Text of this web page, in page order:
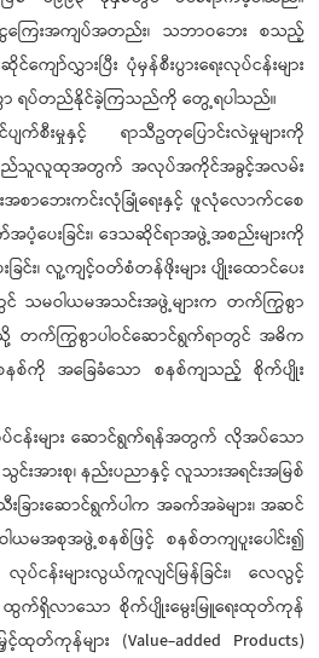
ေကြေးအကျပ်အတည်း၊ သဘာဝဘေး စသည့်
ော်လွှားပြီး ပုံမှန်စီးပွားရေးလုပ်ငန်းများ
ာ ရပ်တည်နိုင်ခဲ့ကြသည်ကို တွေ့ရပါသည်။
က်စီးမှုနှင့် ရာသီဥတုပြောင်းလဲမှုများကို
ပြည်သူလူထုအတွက် အလုပ်အကိုင်အခွင့်အလမ်း
ားအစာဘေးကင်းလုံခြုံရေးနှင့် ဖူလုံလောက်ငစေ
းခြင်း၊ ဒေသဆိုင်ရာအဖွဲ့အစည်းများကို
င်း၊ လူ့ကျင့်ဝတ်စံတန်ဖိုးများ ပျိုးထောင်ပေး
င် သမဝါယမအသင်းအဖွဲ့များက တက်ကြွစွာ
တက်ကြွစွာပါဝင်ဆောင်ရွက်ရာတွင် အဓိက
နစ်ကို အခြေခံသော စနစ်ကျသည့် စိုက်ပျိုး
ငန်းများ ဆောင်ရွက်ရန်အတွက် လိုအပ်သော
သွင်းအားစု၊ နည်းပညာနှင့် လူသားအရင်းအမြစ်
ခြားဆောင်ရွက်ပါက အခက်အခဲများ၊ အဆင်
ါယမအစုအဖွဲ့စနစ်ဖြင့် စနစ်တကျပူးပေါင်း၍
ငန်းများလွယ်ကူလျင်မြန်ခြင်း၊ လေလွင့်
း၊ ထွက်ရှိလာသော စိုက်ပျိုးမွေးမြူရေးထုတ်ကုန်
ထုတ်ကုန်များ (Value-added Products)